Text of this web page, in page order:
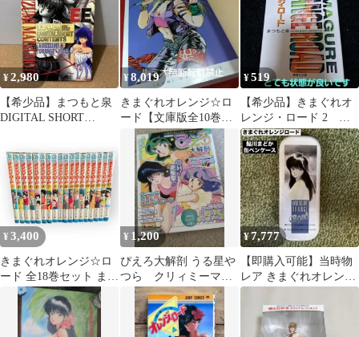
¥2,980
【希少品】まつもと泉
DIGITAL SHORT
¥8,019
きまぐれオレンジ☆ロ
ード【文庫版全10巻セ
ット】集英社文庫 まつ
もと泉
¥519
【希少品】きまぐれオ
レンジ・ロード 2 文
庫本 本 まつもと泉
¥ 3,400
きまぐれオレンジ☆ロ
ード 全18巻セット まつ
もと泉
¥ 1,200
ぴえろ大解剖 うる星や
つら クリィミーマ
ミ きまぐれオレンジ
ロード
¥7,777
【即購入可能】当時物
レア きまぐれオレンジ
ロード 缶ペンケース
（送料込）y2k